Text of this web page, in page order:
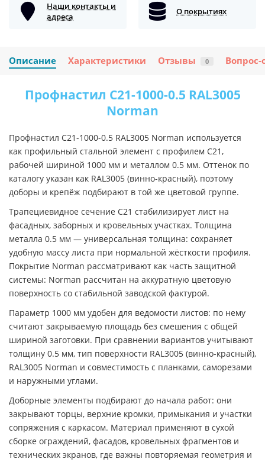
Наши контакты и
адреса
О покрытиях
Описание Характеристики Отзывы 0 Вопрос-
Профнастил C21-1000-0.5 RAL3005
Norman
Профнастил C21-1000-0.5 RAL3005 Norman используется
как профильный стальной элемент с профилем C21,
рабочей шириной 1000 мм и металлом 0.5 мм. Оттенок по
каталогу указан как RAL3005 (винно-красный), поэтому
доборы и крепёж подбирают в той же цветовой группе.
Трапециевидное сечение C21 стабилизирует лист на
фасадных, заборных и кровельных участках. Толщина
металла 0.5 мм — универсальная толщина: сохраняет
удобную массу листа при нормальной жёсткости профиля.
Покрытие Norman рассматривают как часть защитной
системы: Norman рассчитан на аккуратную цветовую
поверхность со стабильной заводской фактурой.
Параметр 1000 мм удобен для ведомости листов: по нему
считают закрываемую площадь без смешения с общей
шириной заготовки. При сравнении вариантов учитывают
толщину 0.5 мм, тип поверхности RAL3005 (винно-красный),
RAL3005 Norman и совместимость с планками, саморезами
и наружными углами.
Доборные элементы подбирают до начала работ: они
закрывают торцы, верхние кромки, примыкания и участки
сопряжения с каркасом. Материал применяют в сухой
сборке ограждений, фасадов, кровельных фрагментов и
технических экранов, где важны повторяемая геометрия и